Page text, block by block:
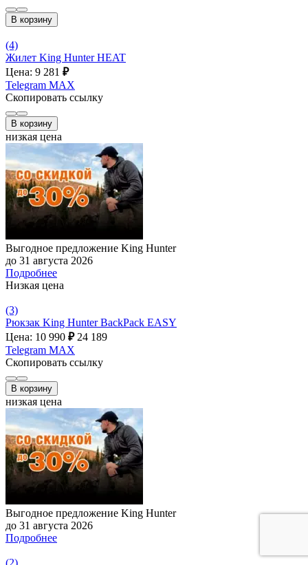
В корзину
(4)
Жилет King Hunter HEAT
Цена: 9 281 ₽
Telegram MAX
Скопировать ссылку
В корзину
низкая цена
Выгодное предложение King Hunter
до 31 августа 2026
Подробнее
Низкая цена
(3)
Рюкзак King Hunter BackPack EASY
Цена: 10 990 ₽ 24 189
Telegram MAX
Скопировать ссылку
В корзину
низкая цена
Выгодное предложение King Hunter
до 31 августа 2026
Подробнее
(2)